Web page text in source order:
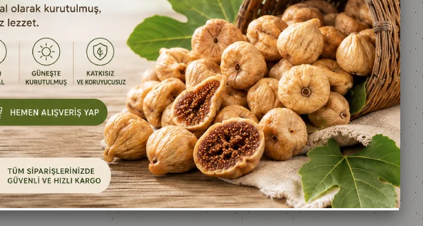
MEZE KAHVE
ÇAY
Telefonla Sipariş
İstek Listeme Ekle
Fiyat Düşünce Haber Ver